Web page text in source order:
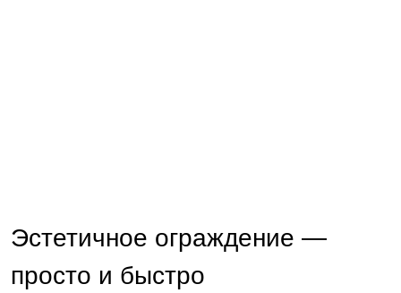
Эстетичное ограждение —
просто и быстро